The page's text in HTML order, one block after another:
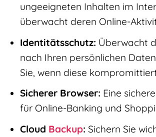
ungeeigneten Inhalten im
überwacht deren Online-
Identitätsschutz: Überwacht
nach Ihren persönlichen
Sie, wenn diese
Sicherer Browser: Eine
für Online-Banking und
Cloud Backup: Sichern Sie